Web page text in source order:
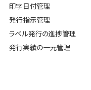
印字日付管理
発行指示管理
ラベル発行の進捗管理
発行実績の一元管理